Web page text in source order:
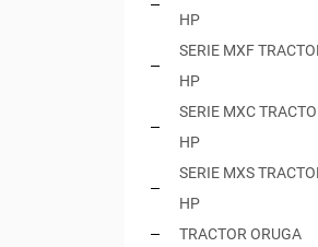
HP
SERIE MXF
HP
SERIE MXC
HP
SERIE MXS
HP
TRACTOR ORUGA